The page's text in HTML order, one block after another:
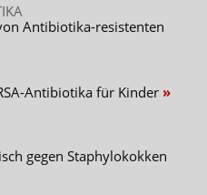
Antibiotika-resistenten
Antibiotika für Kinder
gegen Staphylokokken